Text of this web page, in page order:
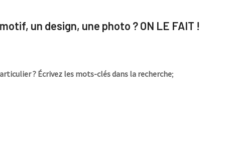
un design, une photo ? ON LE FAIT !
? Écrivez les mots-clés dans la recherche;